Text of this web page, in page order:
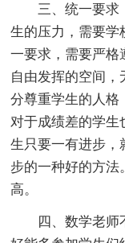
三、统一要求，
生的压力，需要学
一要求，需要严格
自由发挥的空间
分尊重学生的人格
对于成绩差的学生
生只要一有进步，
步的一种好的方法
高。
四、数学老师不